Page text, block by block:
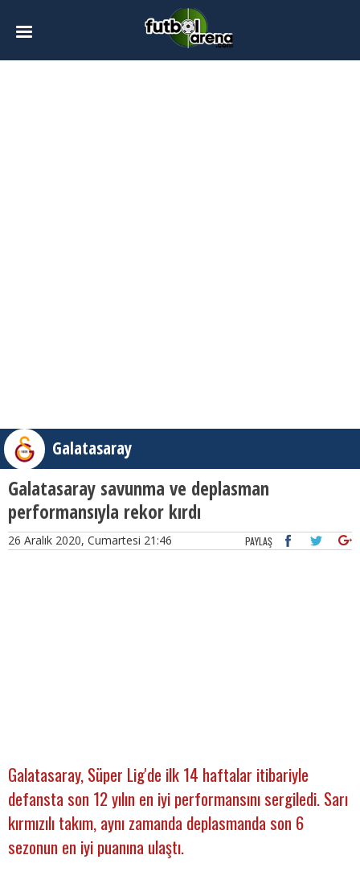
Galatasaray
Galatasaray savunma ve deplasman
performansıyla rekor kırdı
26 Aralık 2020, Cumartesi 21:46 PAYLAŞ
Galatasaray, Süper Lig'de ilk 14 haftalar itibariyle
defansta son 12 yılın en iyi performansını sergiledi. Sarı
kırmızılı takım, aynı zamanda deplasmanda son 6
sezonun en iyi puanına ulaştı.